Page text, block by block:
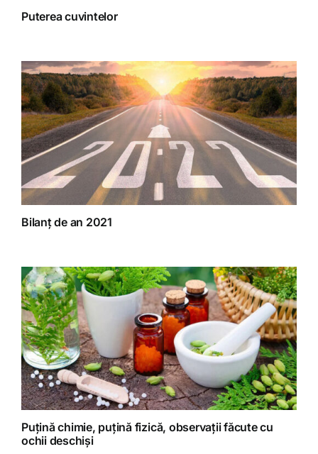
Puterea cuvintelor
Bilanț de an 2021
Puțină chimie, puțină fizică, observații făcute cu
ochii deschiși